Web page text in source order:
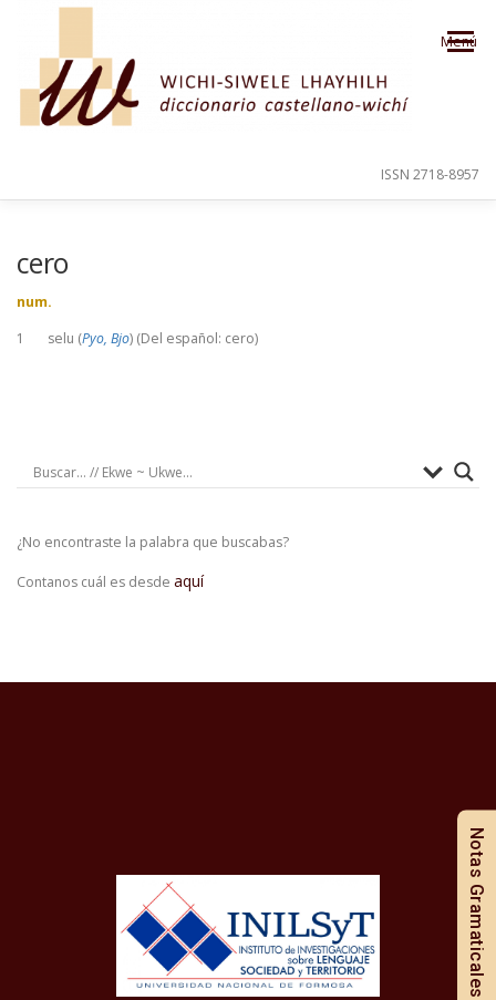
Saltar al contenido
Menú
ISSN 2718-8957
cero
num.
1 selu (Pyo, Bjo) (Del español: cero)
¿No encontraste la palabra que buscabas?
Contanos cuál es desde aquí
Notas Gramaticales